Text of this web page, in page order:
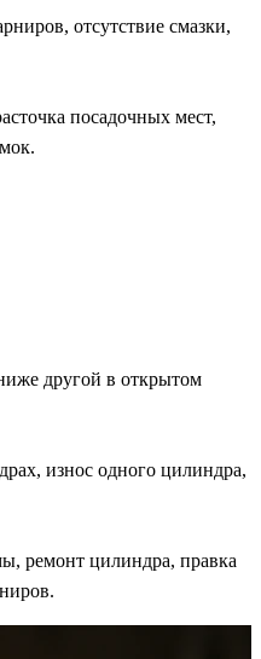
отсутствие смазки,
посадочных мест,
другой в открытом
износ одного цилиндра,
ремонт цилиндра, правка